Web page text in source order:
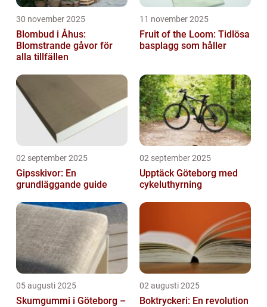
30 november 2025
Blombud i Åhus:
Blomstrande gåvor för
alla tillfällen
11 november 2025
Fruit of the Loom: Tidlösa
basplagg som håller
02 september 2025
Gipsskivor: En
grundläggande guide
02 september 2025
Upptäck Göteborg med
cykeluthyrning
05 augusti 2025
Skumgummi i Göteborg –
02 augusti 2025
Boktryckeri: En revolution